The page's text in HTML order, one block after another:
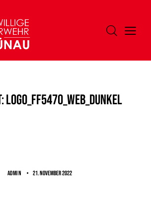
ADMIN 21. November 2022